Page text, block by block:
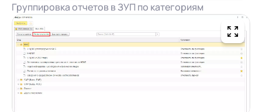
Группировка отчетов в ЗУП по категориям